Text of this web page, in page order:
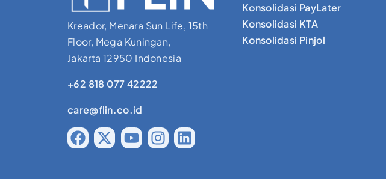
Kreador, Menara Sun Life, 15th
Floor, Mega Kuningan,
Jakarta 12950 Indonesia
+62 818 077 42222
care@flin.co.id
Konsolidasi PayLater
Konsolidasi KTA
Konsolidasi Pinjol